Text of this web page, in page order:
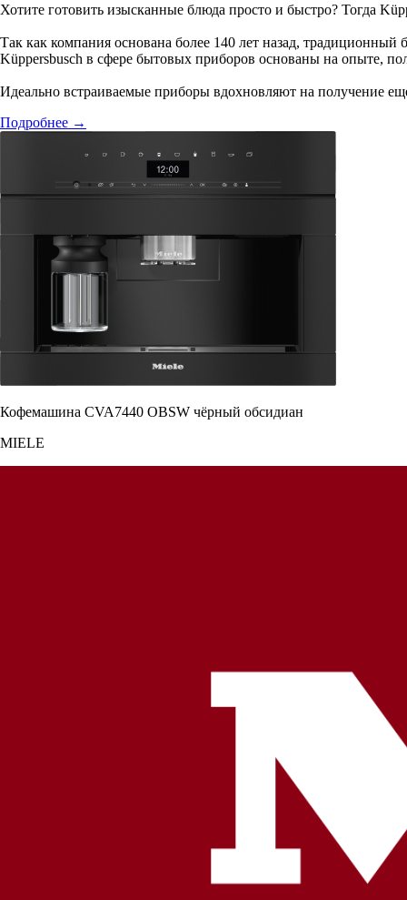
Хотите готовить изысканные блюда просто и быстро? Тогда
Так как компания основана более 140 лет назад,
Küppersbusch в сфере бытовых приборов основаны на опыте,
Идеально встраиваемые приборы вдохновляют на получение
Подробнее →
Кофемашина CVA7440 OBSW чёрный обсидиан
MIELE